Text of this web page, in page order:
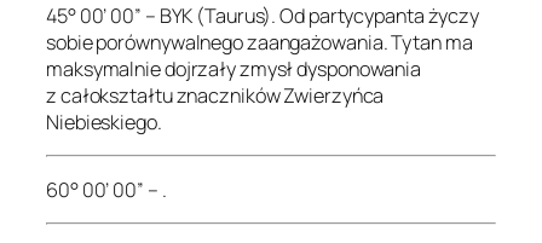
45° 00’ 00” – BYK (Taurus). Od partycypanta życzy
sobie porównywalnego zaangażowania. Tytan ma
maksymalnie dojrzały zmysł dysponowania
z całokształtu znaczników Zwierzyńca
Niebieskiego.
60° 00’ 00” – .